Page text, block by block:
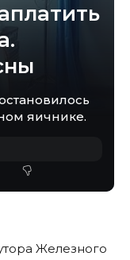
яичнике.
Железного